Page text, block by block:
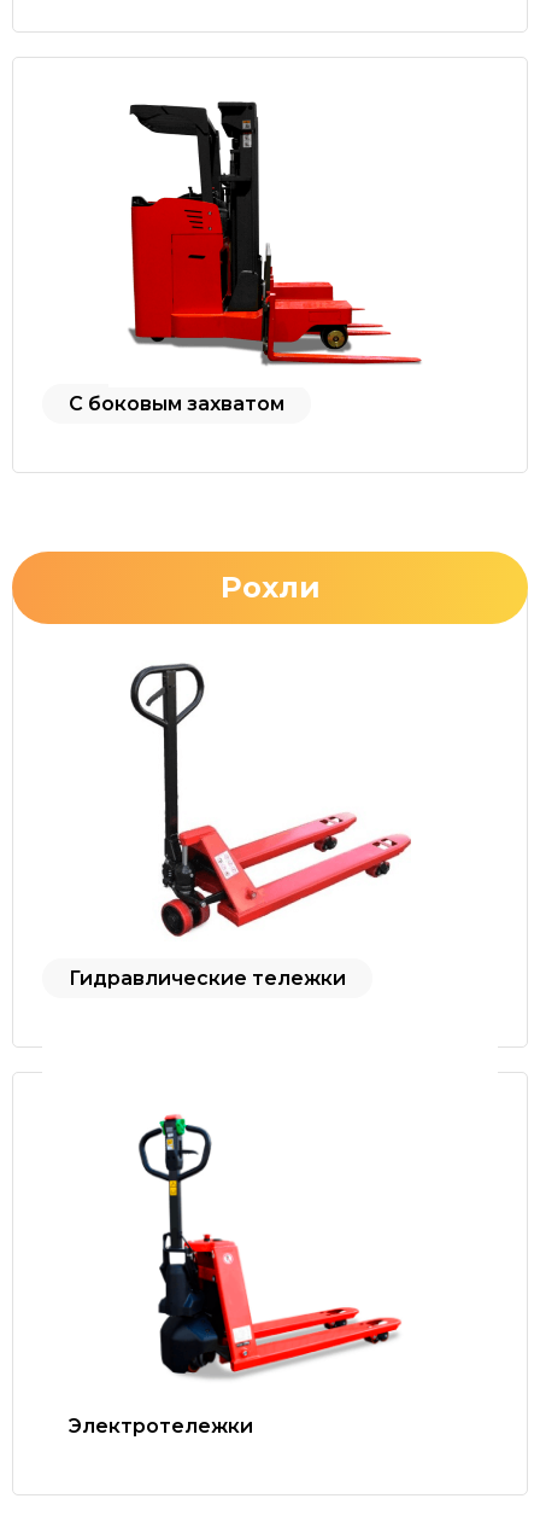
С боковым захватом
Рохли
Гидравлические тележки
Электротележки